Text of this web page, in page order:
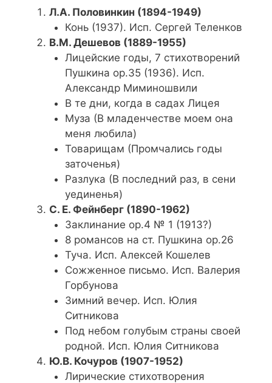
Л.А. Половинкин (1894-1949)
Конь (1937). Исп. Сергей Теленков
В.М. Дешевов (1889-1955)
Лицейские годы, 7 стихотворений
Пушкина op.35 (1936). Исп.
Александр Миминошвили
В те дни, когда в садах Лицея
Муза (В младенчестве моем она
меня любила)
Товарищам (Промчались годы
заточенья)
Разлука (В последний раз, в сени
уединенья)
С. Е. Фейнберг (1890-1962)
Заклинание op.4 № 1 (1913?)
8 романсов на ст. Пушкина op.26
Туча. Исп. Алексей Кошелев
Сожженное письмо. Исп. Валерия
Горбунова
Зимний вечер. Исп. Юлия
Ситникова
Под небом голубым страны своей
родной. Исп. Юлия Ситникова
Ю.В. Кочуров (1907-1952)
Лирические стихотворения